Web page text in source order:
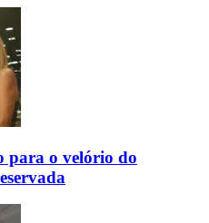
para o velório do